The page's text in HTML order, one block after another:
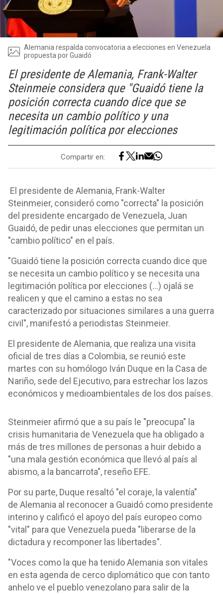
Alemania respalda convocatoria a elecciones en Venezuela
propuesta por Guaidó
El presidente de Alemania, Frank-Walter
Steinmeie considera que "Guaidó tiene la
posición correcta cuando dice que se
necesita un cambio político y una
legitimación política por elecciones
Compartir en:
El presidente de Alemania, Frank-Walter
Steinmeier, consideró como "correcta" la posición
del presidente encargado de Venezuela, Juan
Guaidó, de pedir unas elecciones que permitan un
"cambio político" en el país.
"Guaidó tiene la posición correcta cuando dice que
se necesita un cambio político y se necesita una
legitimación política por elecciones (...) ojalá se
realicen y que el camino a estas no sea
caracterizado por situaciones similares a una guerra
civil", manifestó a periodistas Steinmeier.
El presidente de Alemania, que realiza una visita
oficial de tres días a Colombia, se reunió este
martes con su homólogo Iván Duque en la Casa de
Nariño, sede del Ejecutivo, para estrechar los lazos
económicos y medioambientales de los dos países.
Steinmeier afirmó que a su país le "preocupa" la
crisis humanitaria de Venezuela que ha obligado a
más de tres millones de personas a huir debido a
"una mala gestión económica que llevó al país al
abismo, a la bancarrota", reseño EFE.
Por su parte, Duque resaltó "el coraje, la valentía"
de Alemania al reconocer a Guaidó como presidente
interino y calificó el apoyo del país europeo como
"vital" para que Venezuela pueda "liberarse de la
dictadura y recomponer las libertades".
"Voces como la que ha tenido Alemania son vitales
en esta agenda de cerco diplomático que con tanto
anhelo ve el pueblo venezolano para salir de la